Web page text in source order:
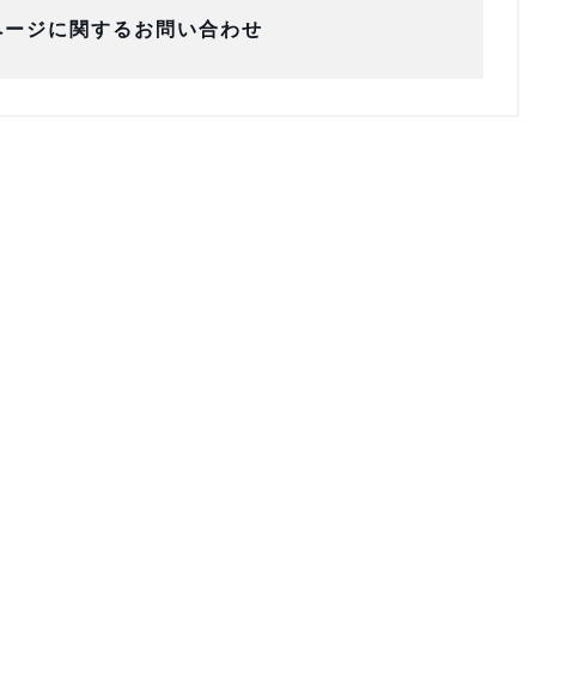
ジに関するお問い合わせ